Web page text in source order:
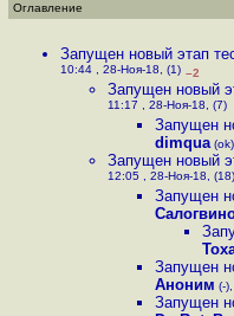
Оглавление
Запущен новый этап
10:44 , 28-Ноя-18, (1) –2
Запущен новый
11:17 , 28-Ноя-18, (7)
Запущен
dimqua
Запущен новый
12:05 , 28-Ноя-18, (18)
Запущен
Запущен
Аноним (-
Запущен